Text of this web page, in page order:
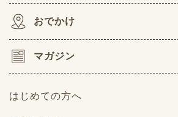
おでかけ
マガジン
はじめての方へ